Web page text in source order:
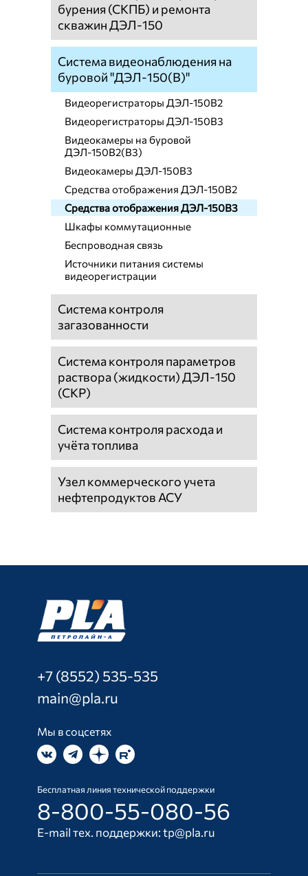
бурения (СКПБ) и ремонта
скважин ДЭЛ-150
Система видеонаблюдения на
буровой "ДЭЛ-150(В)"
Видеорегистраторы ДЭЛ-150В2
Видеорегистраторы ДЭЛ-150В3
Видеокамеры на буровой
ДЭЛ-150В2(В3)
Видеокамеры ДЭЛ-150В3
Средства отображения ДЭЛ-150В2
Средства отображения ДЭЛ-150В3
Шкафы коммутационные
Беспроводная связь
Источники питания системы
видеорегистрации
Система контроля
загазованности
Система контроля параметров
раствора (жидкости) ДЭЛ-150
(СКР)
Система контроля расхода и
учёта топлива
Узел коммерческого учета
нефтепродуктов АСУ
+7 (8552) 535-535
main@pla.ru
Мы в соцсетях
Бесплатная линия технической поддержки
8-800-55-080-56
E-mail тех. поддержки:tp@pla.ru